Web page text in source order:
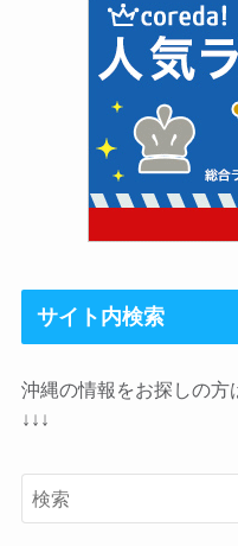
サイト内検索
沖縄の情報をお探しの方
↓↓↓